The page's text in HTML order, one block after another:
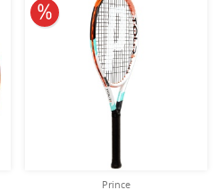
Prince
10% obniżone